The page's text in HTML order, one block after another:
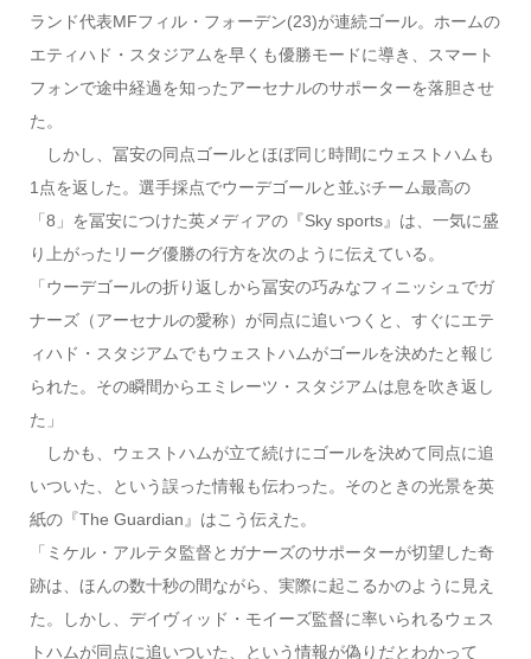
ランド代表MFフィル・フォーデン(23)が連続ゴール。ホームの
エティハド・スタジアムを早くも優勝モードに導き、スマート
フォンで途中経過を知ったアーセナルのサポーターを落胆させ
た。
しかし、冨安の同点ゴールとほぼ同じ時間にウェストハムも
1点を返した。選手採点でウーデゴールと並ぶチーム最高の
「8」を冨安につけた英メディアの『Sky sports』は、一気に盛
り上がったリーグ優勝の行方を次のように伝えている。
「ウーデゴールの折り返しから冨安の巧みなフィニッシュでガ
ナーズ（アーセナルの愛称）が同点に追いつくと、すぐにエテ
ィハド・スタジアムでもウェストハムがゴールを決めたと報じ
られた。その瞬間からエミレーツ・スタジアムは息を吹き返し
た」
しかも、ウェストハムが立て続けにゴールを決めて同点に追
いついた、という誤った情報も伝わった。そのときの光景を英
紙の『The Guardian』はこう伝えた。
「ミケル・アルテタ監督とガナーズのサポーターが切望した奇
跡は、ほんの数十秒の間ながら、実際に起こるかのように見え
た。しかし、デイヴィッド・モイーズ監督に率いられるウェス
トハムが同点に追いついた、という情報が偽りだとわかって